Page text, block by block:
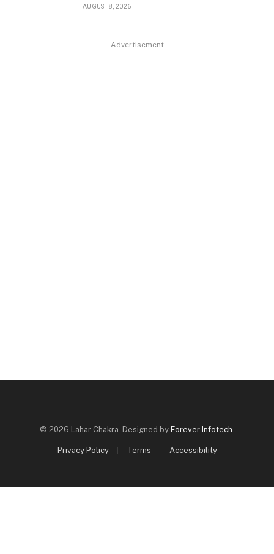
AUGUST 8, 2026
Advertisement
© 2026 Lahar Chakra. Designed by Forever Infotech.
Privacy Policy Terms Accessibility